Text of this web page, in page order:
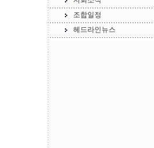
조합일정
헤드라인뉴스